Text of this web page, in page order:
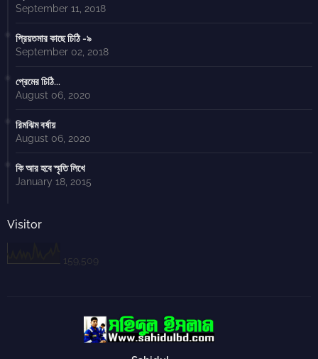
September 11, 2018
প্রিয়তমার কাছে চিঠি -৯
September 02, 2018
প্রেমের চিঠি...
August 06, 2020
রিমঝিম বর্ষায়
August 06, 2020
কি আর হবে স্মৃতি লিখে
January 18, 2015
Visitor
159,509